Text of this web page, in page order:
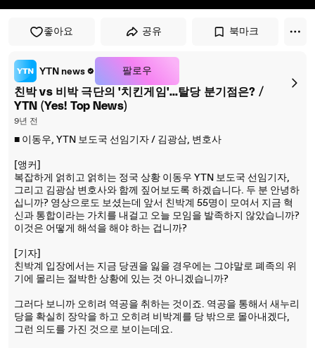
좋아요 공유 북마크
YTN news 팔로우
친박 vs 비박 극단의 '치킨게임'...탈당 분기점은? /
YTN (Yes! Top News)
9년 전
■ 이동우, YTN 보도국 선임기자 / 김광삼, 변호사
[앵커]
복잡하게 얽히고 얽히는 정국 상황 이동우 YTN 보도국 선임기자,
그리고 김광삼 변호사와 함께 짚어보도록 하겠습니다. 두 분 안녕하
십니까? 영상으로도 보셨는데 앞서 친박계 55명이 모여서 지금 혁
신과 통합이라는 가치를 내걸고 오늘 모임을 발족하지 않았습니까?
이것은 어떻게 해석을 해야 하는 겁니까?
[기자]
친박계 입장에서는 지금 당권을 잃을 경우에는 그야말로 폐족의 위
기에 몰리는 절박한 상황에 있는 것 아니겠습니까?
그러다 보니까 오히려 역공을 취하는 것이죠. 역공을 통해서 새누리
당을 확실히 장악을 하고 오히려 비박계를 당 밖으로 몰아내겠다,
그런 의도를 가진 것으로 보이는데요.